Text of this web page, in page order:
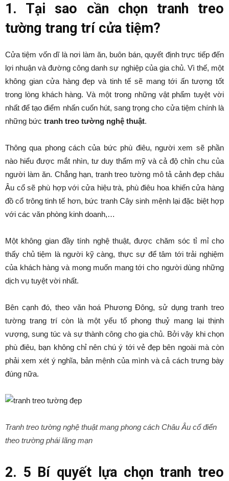
1. Tại sao cần chọn tranh treo
tường trang trí cửa tiệm?
Cửa tiệm vốn dĩ là nơi làm ăn, buôn bán, quyết định trực tiếp đến
lợi nhuận và đường công danh sự nghiệp của gia chủ. Vì thế, một
không gian cửa hàng đẹp và tinh tế sẽ mang tới ấn tượng tốt
trong lòng khách hàng. Và một trong những vật phẩm tuyệt vời
nhất để tạo điểm nhấn cuốn hút, sang trọng cho cửa tiệm chính là
những bức tranh treo tường nghệ thuật.
Thông qua phong cách của bức phù điêu, người xem sẽ phần
nào hiểu được mắt nhìn, tư duy thẩm mỹ và cả độ chỉn chu của
người làm ăn. Chẳng hạn, tranh treo tường mô tả cảnh đẹp châu
Âu cổ sẽ phù hợp với cửa hiệu trà, phù điêu hoa khiến cửa hàng
đồ cổ trông tinh tế hơn, bức tranh Cây sinh mệnh lại đặc biệt hợp
với các văn phòng kinh doanh,…
Một không gian đầy tính nghệ thuật, được chăm sóc tỉ mỉ cho
thấy chủ tiệm là người kỹ càng, thực sự để tâm tới trải nghiệm
của khách hàng và mong muốn mang tới cho người dùng những
dịch vụ tuyệt vời nhất.
Bên cạnh đó, theo văn hoá Phương Đông, sử dụng tranh treo
tường trang trí còn là một yếu tố phong thuỷ mang lại thịnh
vượng, sung túc và sự thành công cho gia chủ. Bởi vậy khi chọn
phù điêu, bạn không chỉ nên chú ý tới vẻ đẹp bên ngoài mà còn
phải xem xét ý nghĩa, bản mệnh của mình và cả cách trưng bày
đúng nữa.
Tranh treo tường nghệ thuật mang phong cách Châu Âu cổ điển
theo trường phái lãng mạn
2. 5 Bí quyết lựa chọn tranh treo